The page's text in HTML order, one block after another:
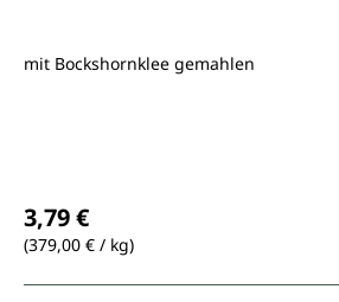
mit Bockshornklee gemahlen
3,79 €
(379,00 € / kg)